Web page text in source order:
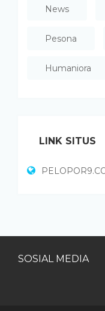
News
Pesona
Humaniora
LINK SITUS
SOSIAL MEDIA